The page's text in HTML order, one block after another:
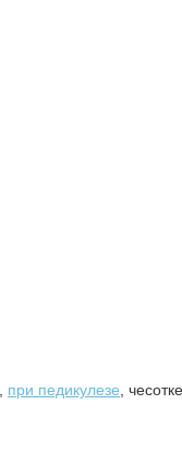
при педикулезе ,